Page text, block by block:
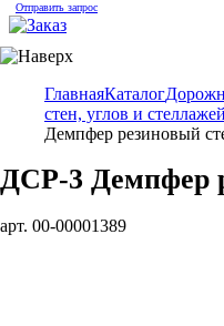
Отправить запрос
ГлавнаяКаталог
стен, углов и стеллажей
Демпфер резиновый
ДСР-3 Демпфер
арт. 00-00001389